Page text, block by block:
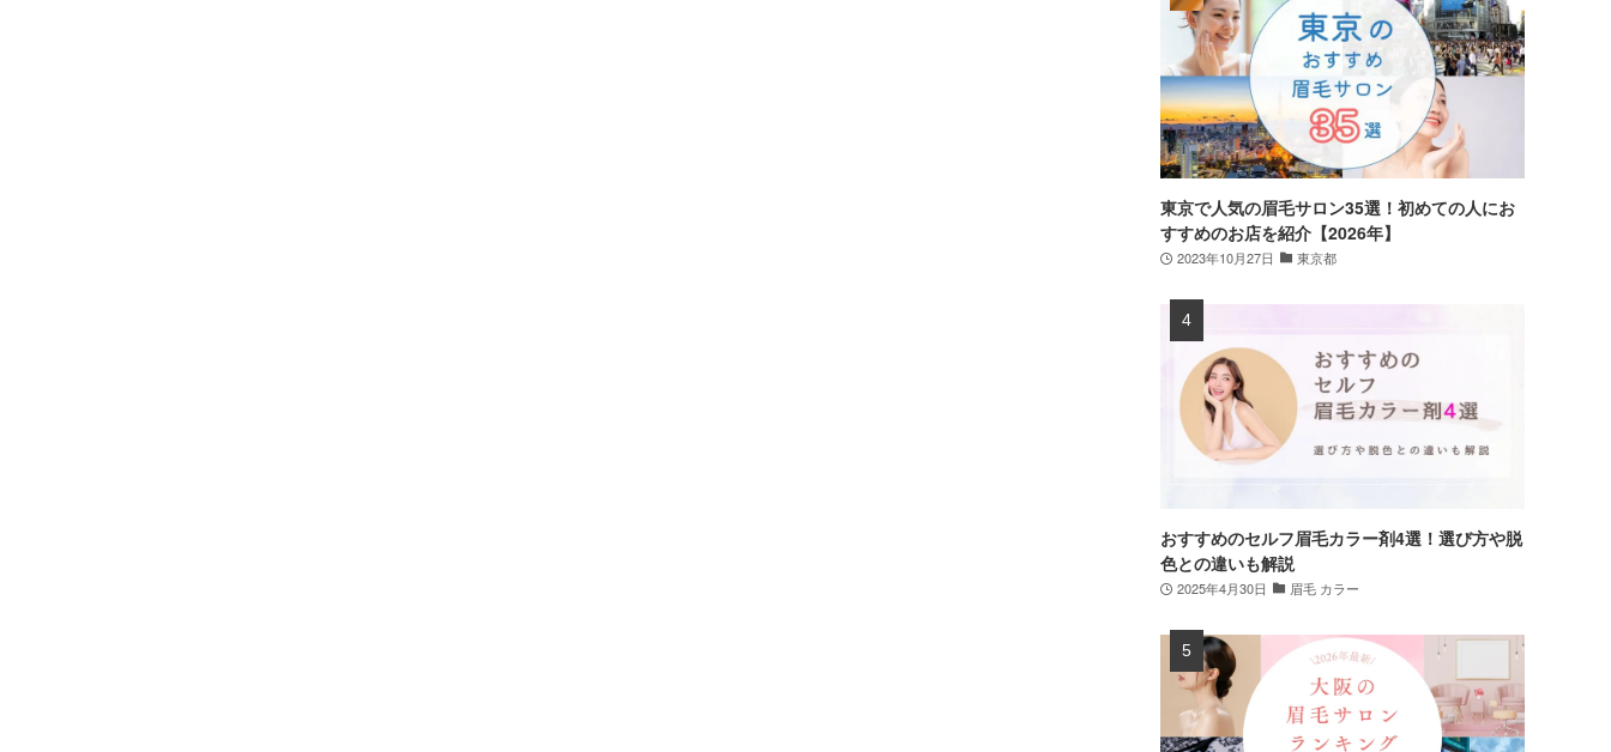
東京で人気の眉毛サロン35選！初めての人にお
すすめのお店を紹介【2026年】
2023年10月27日 東京都
おすすめのセルフ眉毛カラー剤4選！選び方や脱
色との違いも解説
2025年4月30日 眉毛 カラー